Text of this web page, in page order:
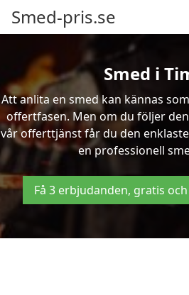
Smed-pris.se
Smed i
Att anlita en smed kan kännas
offertfasen. Men om du följer
vår offerttjänst får du den
en professionell
Få 3 erbjudanden, gratis